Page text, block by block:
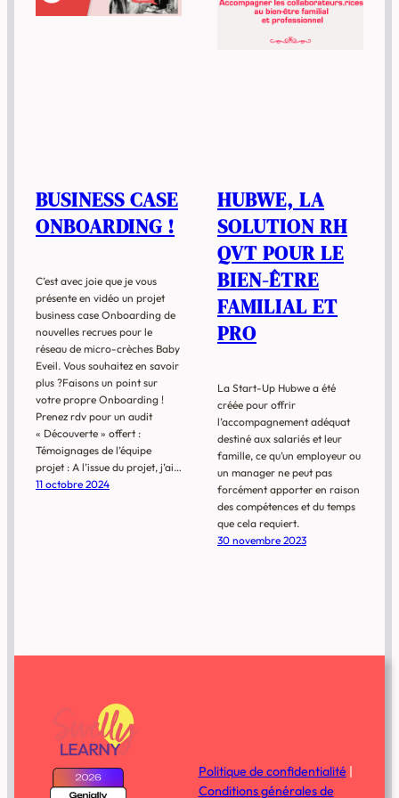
BUSINESS CASE
ONBOARDING !
C’est avec joie que je vous
présente en vidéo un projet
business case Onboarding de
nouvelles recrues pour le
réseau de micro-crèches Baby
Eveil. Vous souhaitez en savoir
plus ?Faisons un point sur
votre propre Onboarding !
Prenez rdv pour un audit
« Découverte » offert :
Témoignages de l’équipe
projet : A l’issue du projet, j’ai…
11 octobre 2024
HUBWE, LA
SOLUTION RH
QVT POUR LE
BIEN-ÊTRE
FAMILIAL ET
PRO
La Start-Up Hubwe a été
créée pour offrir
l’accompagnement adéquat
destiné aux salariés et leur
famille, ce qu’un employeur ou
un manager ne peut pas
forcément apporter en raison
des compétences et du temps
que cela requiert.
30 novembre 2023
Politique de confidentialité|
Conditions générales de